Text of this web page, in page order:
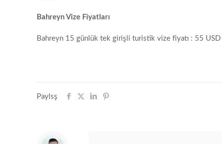
Bahreyn Vize Fiyatları
Bahreyn 15 günlük tek girişli turistik vize fiyatı : 55 USD
Paylsş